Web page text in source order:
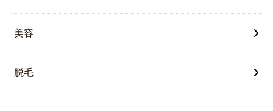
美容
脱毛